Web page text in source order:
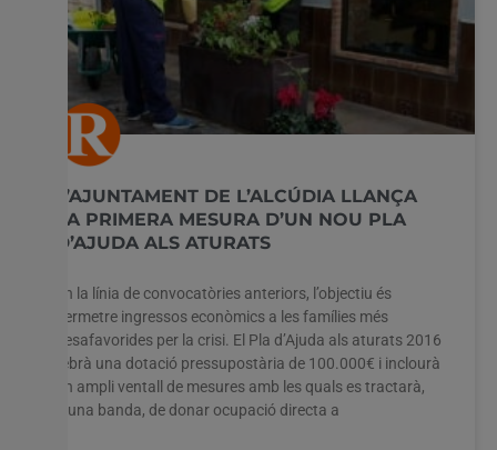
L’AJUNTAMENT DE L’ALCÚDIA LLANÇA
LA PRIMERA MESURA D’UN NOU PLA
D’AJUDA ALS ATURATS
En la línia de convocatòries anteriors, l’objectiu és
permetre ingressos econòmics a les famílies més
desafavorides per la crisi. El Pla d’Ajuda als aturats 2016
rebrà una dotació pressupostària de 100.000€ i inclourà
un ampli ventall de mesures amb les quals es tractarà,
d’una banda, de donar ocupació directa a